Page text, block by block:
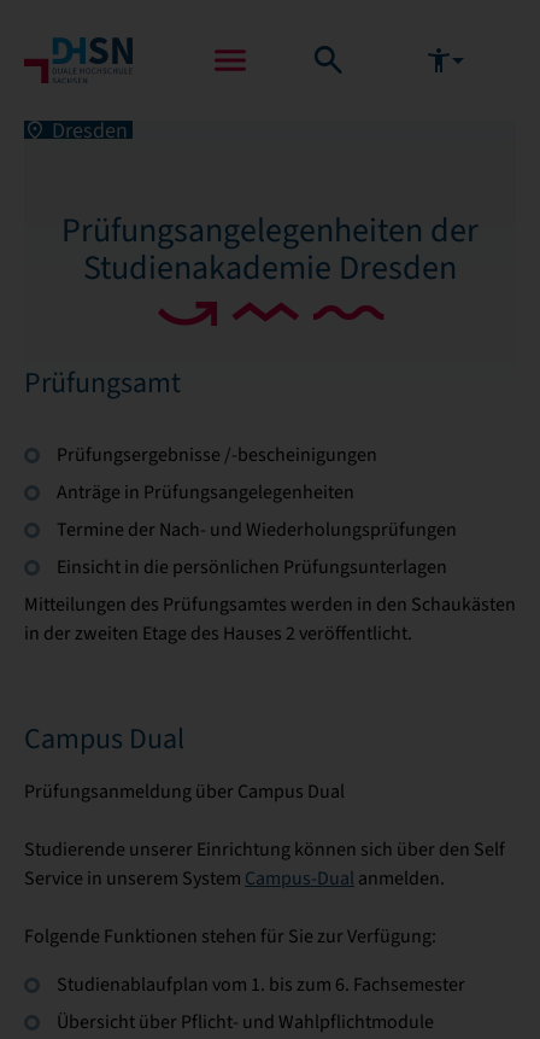
Dresden
Prüfungsangelegenheiten der
Studienakademie Dresden
Prüfungsamt
Prüfungsergebnisse /-bescheinigungen
Anträge in Prüfungsangelegenheiten
Termine der Nach- und Wiederholungsprüfungen
Einsicht in die persönlichen Prüfungsunterlagen
Mitteilungen des Prüfungsamtes werden in den Schaukästen
in der zweiten Etage des Hauses 2 veröffentlicht.
Campus Dual
Prüfungsanmeldung über Campus Dual
Studierende unserer Einrichtung können sich über den Self
Service in unserem System Campus-Dual anmelden.
Folgende Funktionen stehen für Sie zur Verfügung:
Studienablaufplan vom 1. bis zum 6. Fachsemester
Übersicht über Pflicht- und Wahlpflichtmodule